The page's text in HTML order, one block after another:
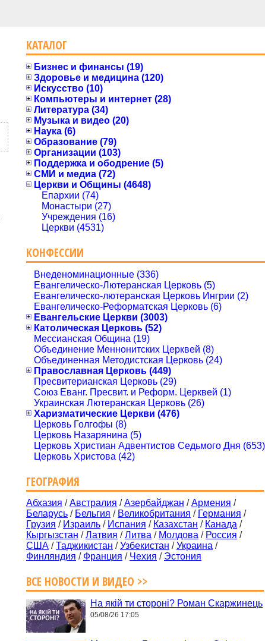
КАТАЛОГ
Бизнес и финансы (19)
Здоровье и медицина (120)
Искусство (10)
Компьютеры и интернет (28)
Литература (34)
Музыка и видео (20)
Наука (6)
Образование (79)
Организации (103)
Поддержка и ободрение (5)
СМИ и медиа (72)
Церкви и Общины (4648)
Епархии (74)
Монастыри (27)
Учреждения (16)
Церкви (4531)
КОНФЕССИИ
Внеденоминационные (336)
Евангелическо-Лютеранская Церковь (5)
Евангелическо-лютеранская Церковь Ингрии (2)
Евангелическо-Реформатская Церковь (6)
Евангельские Церкви (3003)
Католическая Церковь (52)
Мессианская Община (19)
Объединение Меннонитских Церквей (8)
Объединенная Методистская Церковь (24)
Православная Церковь (449)
Пресвитерианская Церковь (29)
Союз Еванг. Пресвит. и Реформ. Церквей (1)
Украинская Лютеранская Церковь (26)
Харизматические Церкви (476)
Церковь Голгофы (8)
Церковь Назарянина (5)
Церковь Христиан Адвентистов Седьмого Дня (653)
Церковь Христова (42)
ГЕОГРАФИЯ
Абхазия /Австралия /Азербайджан /Армения /
Беларусь / Бельгия / Великобритания / Германия /
Грузия / Израиль / Испания / Казахстан / Канада /
Кыргызстан /Латвия /Литва / Молдова / Россия /
США /Таджикистан /Узбекистан /Украина /
Финляндия / Франция / Чехия / Эстония
ВСЕ НОВОСТИ И ВИДЕО >>
На якій ти стороні? Роман Скаржинець
05/08/26 17:05